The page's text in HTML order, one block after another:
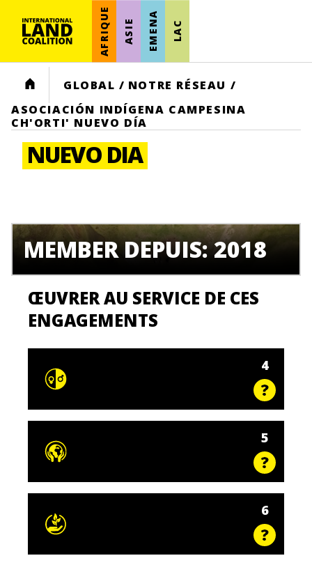
AFRIQUE ASIE EMENA LAC
HOME GLOBAL / NOTRE RÉSEAU /
ASOCIACIÓN INDÍGENA CAMPESINA
CH'ORTI' NUEVO DÍA
NUEVO DIA
MEMBER DEPUIS: 2018
ŒUVRER AU SERVICE DE CES
ENGAGEMENTS
4
5
6